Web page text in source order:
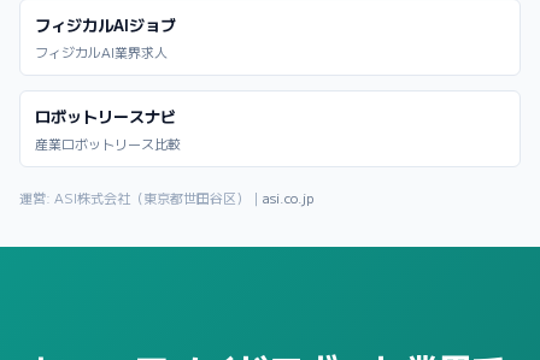
フィジカルAIジョブ
フィジカルAI業界求人
ロボットリースナビ
産業ロボットリース比較
運営: ASI株式会社（東京都世田谷区）｜ asi.co.jp